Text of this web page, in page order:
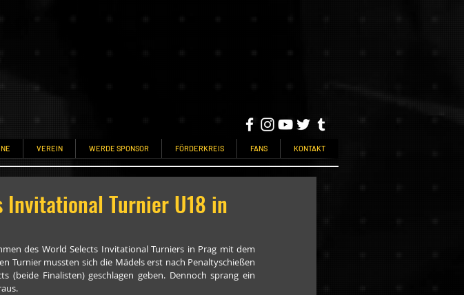
VEREIN WERDE SPONSOR FÖRDERKREIS FANS KONTAKT
Invitational Turnier U18 in
des World Selects Invitational Turniers in Prag mit dem
Turnier mussten sich die Mädels erst nach Penaltyschießen
(beide Finalisten) geschlagen geben. Dennoch sprang ein